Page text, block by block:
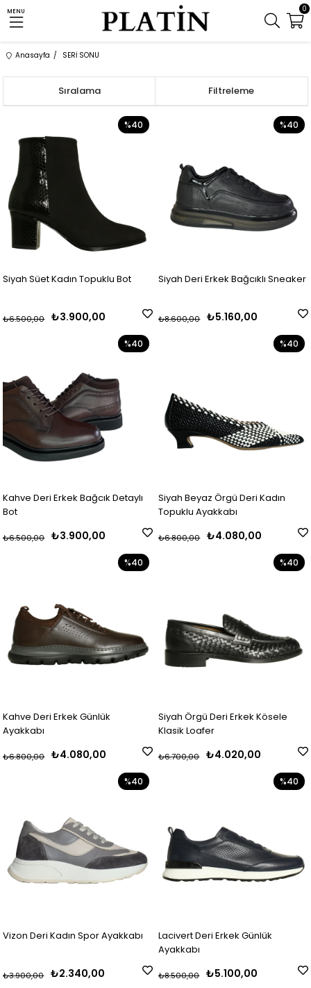
MENU 0
Anasayfa SERİ SONU
Filtreleme
Sıralama
Siyah Süet Kadın Topuklu Bot
₺3.900,00
₺6.500,00
%40
Siyah Deri Erkek Bağcıklı Sneaker
₺5.160,00
₺8.600,00
%40
Kahve Deri Erkek Bağcık Detaylı
Bot
₺3.900,00
₺6.500,00
%40
Siyah Beyaz Örgü Deri Kadın
Topuklu Ayakkabı
₺4.080,00
₺6.800,00
%40
Kahve Deri Erkek Günlük
Ayakkabı
₺4.080,00
₺6.800,00
%40
Siyah Örgü Deri Erkek Kösele
Klasik Loafer
₺4.020,00
₺6.700,00
%40
Vizon Deri Kadın Spor Ayakkabı
₺2.340,00
₺3.900,00
%40
Lacivert Deri Erkek Günlük
Ayakkabı
₺5.100,00
₺8.500,00
%40